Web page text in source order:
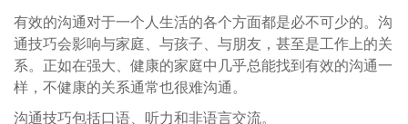
有效的沟通对于一个人生活的各个方面都是必不可少的。沟
通技巧会影响与家庭、与孩子、与朋友，甚至是工作上的关
系。正如在强大、健康的家庭中几乎总能找到有效的沟通一
样，不健康的关系通常也很难沟通。
沟通技巧包括口语、听力和非语言交流。